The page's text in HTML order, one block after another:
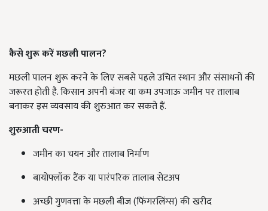
कैसे शुरू करें मछली पालन?
मछली पालन शुरू करने के लिए सबसे पहले उचित स्थान और संसाधनों की
जरूरत होती है. किसान अपनी बंजर या कम उपजाऊ जमीन पर तालाब
बनाकर इस व्यवसाय की शुरुआत कर सकते हैं.
शुरुआती चरण-
जमीन का चयन और तालाब निर्माण
बायोफ्लॉक टैंक या पारंपरिक तालाब सेटअप
अच्छी गुणवत्ता के मछली बीज (फिंगरलिंग्स) की खरीद